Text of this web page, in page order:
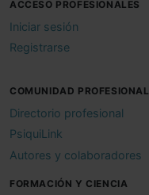
ACCESO PROFESIONALES
Iniciar sesión
Registrarse
COMUNIDAD PROFESIONAL
Directorio profesional
PsiquiLink
Autores y colaboradores
FORMACIÓN Y CIENCIA